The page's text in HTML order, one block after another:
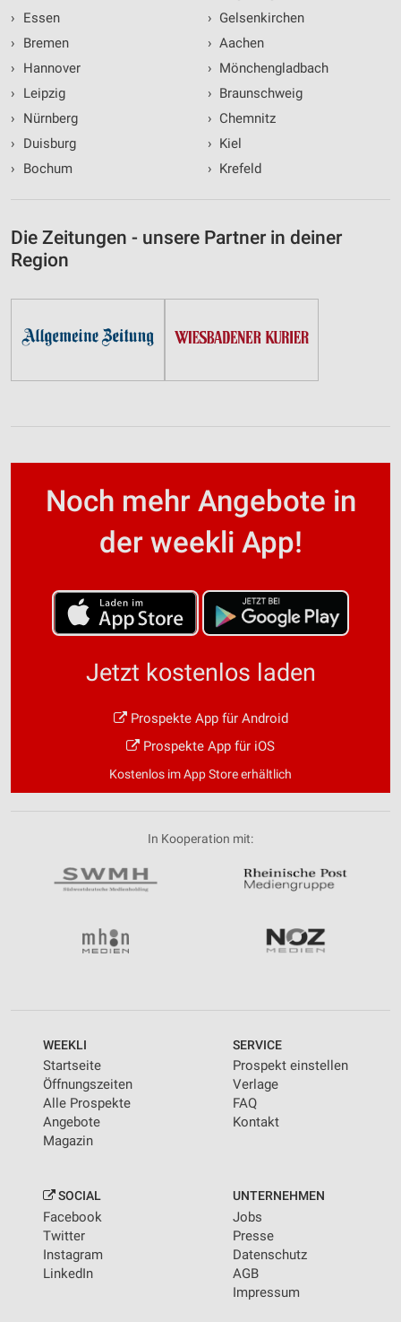
›
Essen
›
Bremen
›
Hannover
›
Leipzig
›
Nürnberg
›
Duisburg
›
Bochum
› Gelsenkirchen
› Aachen
› Mönchengladbach
› Braunschweig
› Chemnitz
› Kiel
› Krefeld
Die Zeitungen - unsere Partner in deiner
Region
Noch mehr Angebote in
der weekli App!
Jetzt kostenlos laden
Prospekte App für Android
Prospekte App für iOS
Kostenlos im App Store erhältlich
In Kooperation mit:
WEEKLI
Startseite
Öffnungszeiten
Alle Prospekte
Angebote
Magazin
SERVICE
Prospekt einstellen
Verlage
FAQ
Kontakt
SOCIAL
Facebook
Twitter
Instagram
LinkedIn
UNTERNEHMEN
Jobs
Presse
Datenschutz
AGB
Impressum